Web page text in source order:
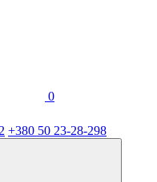
0
+380 50 23-28-298